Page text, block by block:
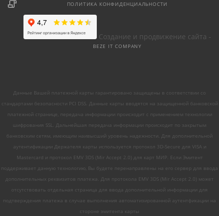
ПОЛИТИКА КОНФИДЕНЦИАЛЬНОСТИ
Создание и продвижение сайта -
BEZE IT COMPANY
Данные Вашей платежной карты гарантировано защищены в соответствии со
стандартами безопасности PCI DSS. Данные карты вводятся на защищенной банковской
платежной странице, передача информации происходит с применением технологии
шифрования SSL. Дальнейшая передача информации происходит по закрытым
банковским сетям, имеющим наивысший уровень надежности. Для дополнительной
аутентификации Держателя карты используется протокол 3D-Secure для VISA и
Mastercard и протокол EMV 3DS (Mir Accept 2.0) для карт МИР. Если Эмитент
поддерживает данную технологию, Вы будете перенаправлены на его сервер для ввода
дополнительных реквизитов платежа. Для протокола EMV 3DS (Mir Accept 2.0) может
отсутствовать отдельная страница для ввода дополнительной информации для
подтверждения платежа в случае выполнения автоматизированной аутентфикации на
стороне эмитента карты